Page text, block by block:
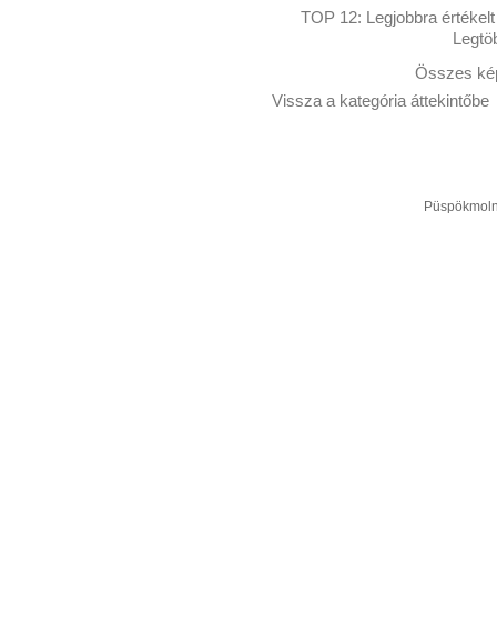
TOP 12: Legjobbra értékelt
Összes
Vissza a kategória áttekintőbe